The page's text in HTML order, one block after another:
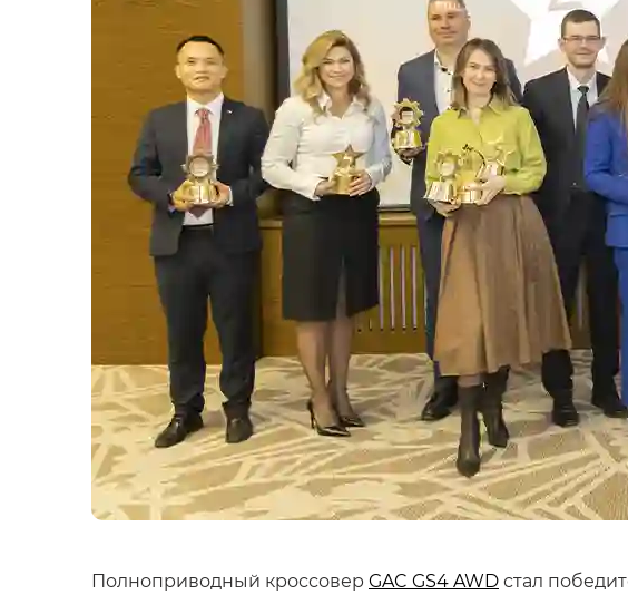
Полноприводный кроссовер GAC GS4 AWDстал